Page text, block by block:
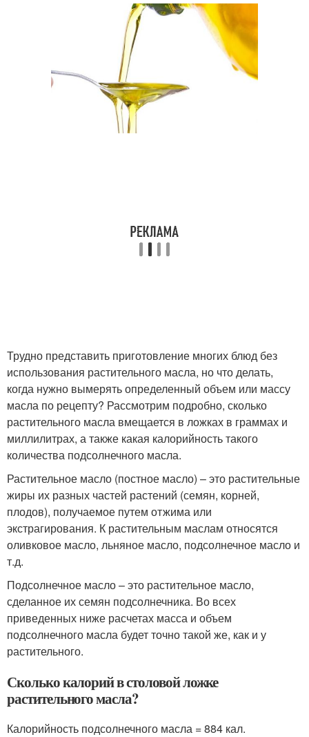
Трудно представить приготовление многих блюд без
использования растительного масла, но что делать,
когда нужно вымерять определенный объем или массу
масла по рецепту? Рассмотрим подробно, сколько
растительного масла вмещается в ложках в граммах и
миллилитрах, а также какая калорийность такого
количества подсолнечного масла.
Растительное масло (постное масло) – это растительные
жиры их разных частей растений (семян, корней,
плодов), получаемое путем отжима или
экстрагирования. К растительным маслам относятся
оливковое масло, льняное масло, подсолнечное масло и
т.д.
Подсолнечное масло – это растительное масло,
сделанное их семян подсолнечника. Во всех
приведенных ниже расчетах масса и объем
подсолнечного масла будет точно такой же, как и у
растительного.
Сколько калорий в столовой ложке
растительного масла?
Калорийность подсолнечного масла = 884 кал.